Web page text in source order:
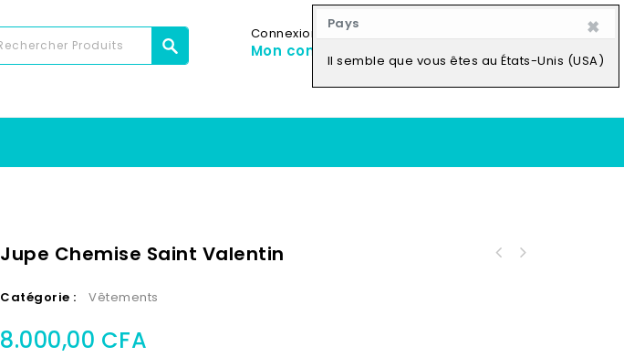
Pays ×
Il semble que vous êtes au États-Unis (USA)
Connexion
Mon compte
Jupe Chemise Saint Valentin
Catégorie : Vêtements
8.000,00 CFA